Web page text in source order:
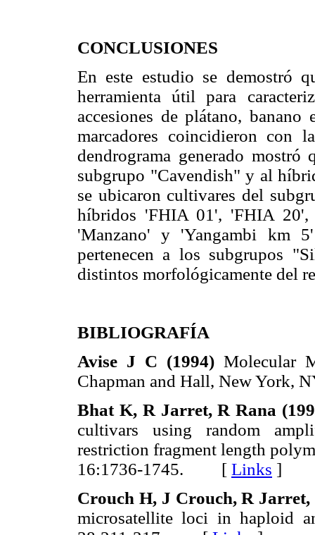
CONCLUSIONES
En este estudio se demostró
herramienta útil para
accesiones de plátano,
marcadores coincidieron con
dendrograma generado
subgrupo "Cavendish" y al
se ubicaron cultivares del
híbridos 'FHIA 01', 'FHIA 20',
'Manzano' y 'Yangambi km
pertenecen a los subgrupos
distintos morfológicamente del
BIBLIOGRAFÍA
Avise J C (1994) Molecular
Chapman and Hall, New
Bhat K, R Jarret, R Rana
cultivars using random
restriction fragment length
16:1736-1745. [ Links ]
Crouch H, J Crouch, R
microsatellite loci in haploid